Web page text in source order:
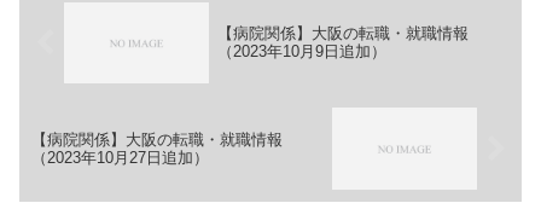
【病院関係】大阪の転職・就職情報
（2023年10月9日追加）
【病院関係】大阪の転職・就職情報
（2023年10月27日追加）